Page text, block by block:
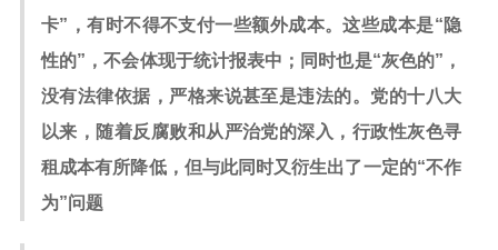
卡”，有时不得不支付一些额外成本。这些成本是“隐
性的”，不会体现于统计报表中；同时也是“灰色的”，
没有法律依据，严格来说甚至是违法的。党的十八大
以来，随着反腐败和从严治党的深入，行政性灰色寻
租成本有所降低，但与此同时又衍生出了一定的“不作
为”问题